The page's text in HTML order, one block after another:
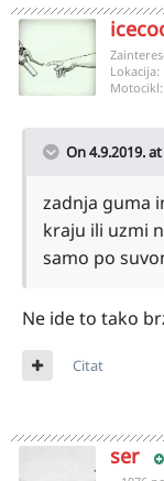
Lokacija:
Motocikl:
On 4.9.2019.
zadnja guma
kraju ili uzmi
samo po
Ne ide to tako
Citat
ser